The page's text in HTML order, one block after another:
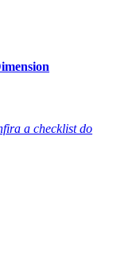
a checklist do